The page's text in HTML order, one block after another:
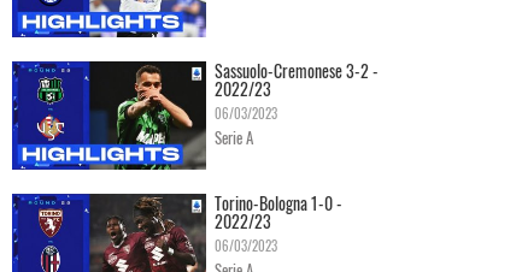
Sassuolo-Cremonese 3-2 -
2022/23
06/03/2023
Serie A
Torino-Bologna 1-0 -
2022/23
06/03/2023